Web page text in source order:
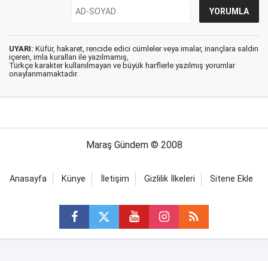
UYARI: Küfür, hakaret, rencide edici cümleler veya imalar, inançlara saldırı
içeren, imla kuralları ile yazılmamış,
Türkçe karakter kullanılmayan ve büyük harflerle yazılmış yorumlar
onaylanmamaktadır.
Maraş Gündem © 2008
Anasayfa Künye İletişim Gizlilik İlkeleri Sitene Ekle